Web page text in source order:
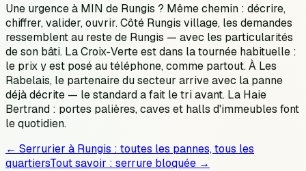
Une urgence à MIN de Rungis ? Même chemin : décrire,
chiffrer, valider, ouvrir. Côté Rungis village, les demandes
ressemblent au reste de Rungis — avec les particularités
de son bâti. La Croix-Verte est dans la tournée habituelle :
le prix y est posé au téléphone, comme partout. À Les
Rabelais, le partenaire du secteur arrive avec la panne
déjà décrite — le standard a fait le tri avant. La Haie
Bertrand : portes palières, caves et halls d'immeubles font
le quotidien.
← Serrurier à Rungis : toutes les pannes, tous les
quartiersTout savoir : serrure bloquée →